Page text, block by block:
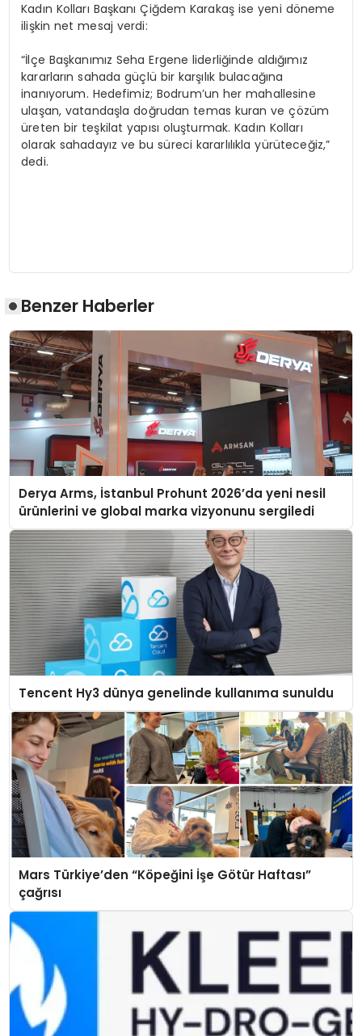
Kadın Kolları Başkanı Çiğdem Karakaş ise yeni döneme
ilişkin net mesaj verdi:
“İlçe Başkanımız Seha Ergene liderliğinde aldığımız
kararların sahada güçlü bir karşılık bulacağına
inanıyorum. Hedefimiz; Bodrum’un her mahallesine
ulaşan, vatandaşla doğrudan temas kuran ve çözüm
üreten bir teşkilat yapısı oluşturmak. Kadın Kolları
olarak sahadayız ve bu süreci kararlılıkla yürüteceğiz,”
dedi.
Benzer Haberler
Derya Arms, İstanbul Prohunt 2026’da yeni nesil
ürünlerini ve global marka vizyonunu sergiledi
Tencent Hy3 dünya genelinde kullanıma sunuldu
Mars Türkiye’den “Köpeğini İşe Götür Haftası”
çağrısı